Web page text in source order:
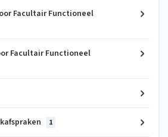
Facultair Functioneel
Facultair Functioneel
1